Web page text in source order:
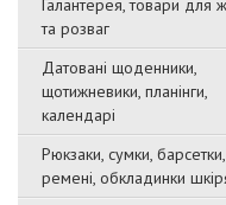
Галантерея, товари для
та розваг
Датовані щоденники,
щотижневики, планінги,
календарі
Рюкзаки, сумки, барсетки,
ремені, обкладинки